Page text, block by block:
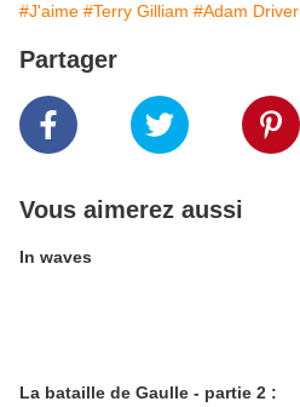
#J'aime #Terry Gilliam #Adam Driver
Partager
Vous aimerez aussi
In waves
La bataille de Gaulle - partie 2 :